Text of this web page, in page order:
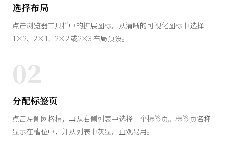
选择布局
点击浏览器工具栏中的扩展图标，从清晰的可视化图标中选择
1×2、2×1、2×2 或2×3 布局预设。
02
分配标签页
点击左侧网格槽，再从右侧列表中选择一个标签页。标签页名称
显示在槽位中，并从列表中灰显，直观易用。